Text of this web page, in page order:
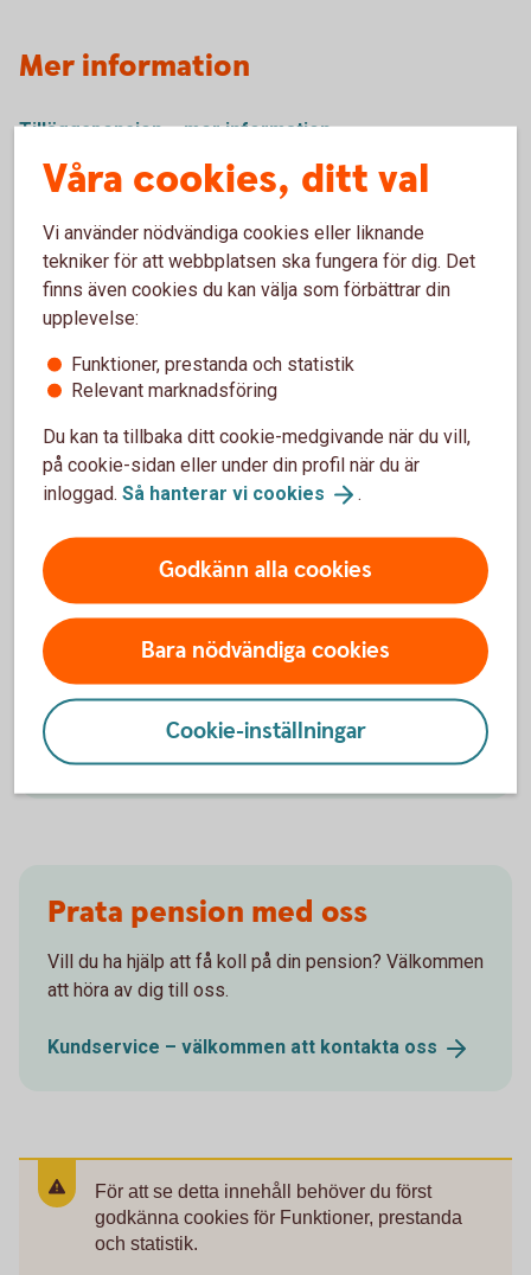
Mer information
Tilläggspension – mer information
(pensionsmyndigheten.se)
Ansök om allmän pension
Kontakta oss
Välkommen att bli kund!
Bli kund och starta ett eget sparande till pensionen.
Bli
Prata pension med oss
Vill du ha hjälp att få koll på din pension? Välkommen
att höra av dig till oss.
Kundservice – välkommen att kontakta oss
För att se detta innehåll behöver du först
godkänna cookies för Funktioner, prestanda
och statistik.
Våra cookies, ditt val
Vi använder nödvändiga cookies eller liknande
tekniker för att webbplatsen ska fungera för dig. Det
finns även cookies du kan välja som förbättrar din
upplevelse:
Funktioner, prestanda och statistik
Relevant marknadsföring
Du kan ta tillbaka ditt cookie-medgivande när du vill,
på cookie-sidan eller under din profil när du är
inloggad. Så hanterar vi cookies .
Godkänn alla cookies
Bara nödvändiga cookies
Cookie-inställningar